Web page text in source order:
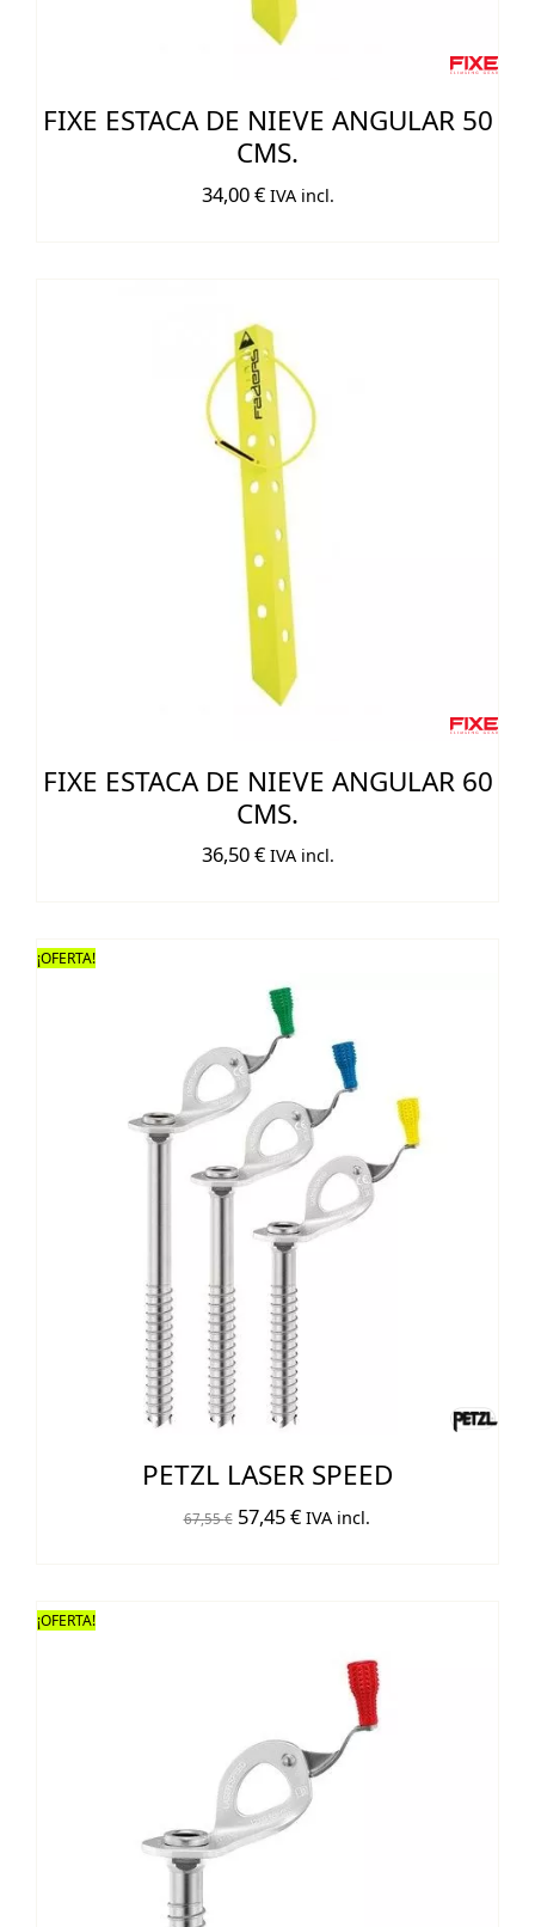
FIXE ESTACA DE NIEVE ANGULAR 50
CMS.
34,00€ IVA incl.
FIXE ESTACA DE NIEVE ANGULAR 60
CMS.
36,50€ IVA incl.
¡OFERTA!
PETZL LASER SPEED
67,55€ El
57,45€ElIVA incl.
¡OFERTA!